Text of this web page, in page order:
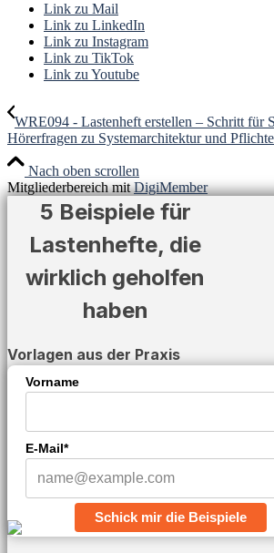
Link zu Mail
Link zu LinkedIn
Link zu Instagram
Link zu TikTok
Link zu Youtube
WRE094 - Lastenheft erstellen – Schritt für
Hörerfragen zu Systemarchitektur und
Nach oben scrollen
Mitgliederbereich mitDigiMember
5 Beispiele für
Lastenhefte, die
wirklich geholfen
haben
Vorlagen aus der Praxis
Vorname
E-Mail*
Schick mir die Beispiele